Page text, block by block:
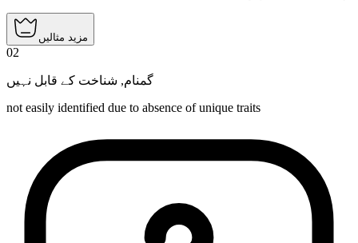
مزید مثالیں
02
گمنام, شناخت کے قابل نہیں
not easily identified due to absence of unique traits